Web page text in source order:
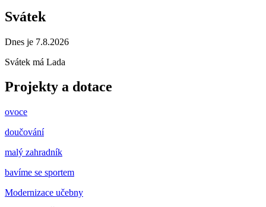
Svátek
Dnes je 7.8.2026
Svátek má Lada
Projekty a dotace
ovoce
doučování
malý zahradník
bavíme se sportem
Modernizace učebny